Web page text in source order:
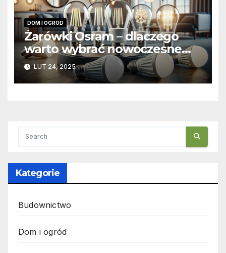
DOM I OGRÓD
Żarówki Osram – dlaczego
warto wybrać nowoczesne
żarówki ledowe?
LUT 24, 2025
Kategorie
Budownictwo
Dom i ogród